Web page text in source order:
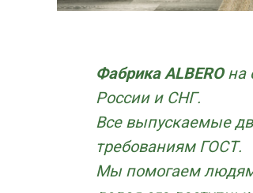
Фабрика ALBERO на
России и СНГ.
Все выпускаемые
требованиям ГОСТ.
Мы помогаем людям